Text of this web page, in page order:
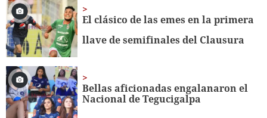
1
minute,
11
seconds
El clásico de las emes en la primera
llave de semifinales del Clausura
Bellas aficionadas engalanaron el
Nacional de Tegucigalpa